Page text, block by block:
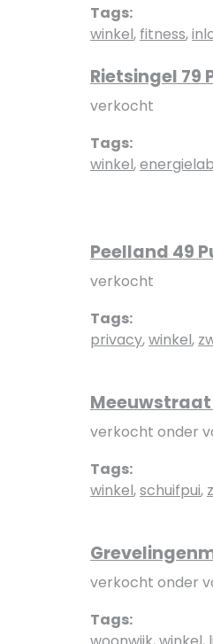
Tags:
winkel, fitness,
Rietsingel 79
verkocht
Tags:
winkel,
Peelland 49
verkocht
Tags:
privacy,winkel,
Meeuwstraat
verkocht onder
Tags:
winkel,schuifpui,
verkocht onder
Tags: